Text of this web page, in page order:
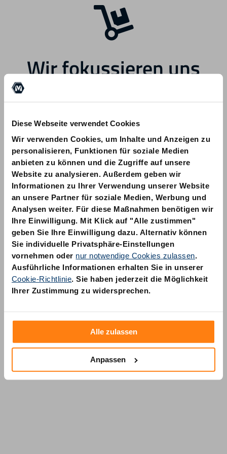
Diese Webseite verwendet Cookies
Wir verwenden Cookies, um Inhalte und Anzeigen zu
personalisieren, Funktionen für soziale Medien
anbieten zu können und die Zugriffe auf unsere
Website zu analysieren. Außerdem geben wir
Informationen zu Ihrer Verwendung unserer Website
an unsere Partner für soziale Medien, Werbung und
Analysen weiter. Für diese Maßnahmen benötigen wir
Ihre Einwilligung. Mit Klick auf "Alle zustimmen"
geben Sie Ihre Einwilligung dazu. Alternativ können
Sie individuelle Privatsphäre-Einstellungen
vornehmen oder nur notwendige Cookies zulassen.
Ausführliche Informationen erhalten Sie in unserer
Cookie-Richtlinie. Sie haben jederzeit die Möglichkeit
Ihrer Zustimmung zu widersprechen.
Alle zulassen
Anpassen
Wir fokussieren uns
zukünftig auf andere
Bereiche.
Bei Fragen zu Ihrer Bestellung wenden
Sie sich bitte an info@am-quality.com
AM Quality GmbH
Wolfsstraße 6-14